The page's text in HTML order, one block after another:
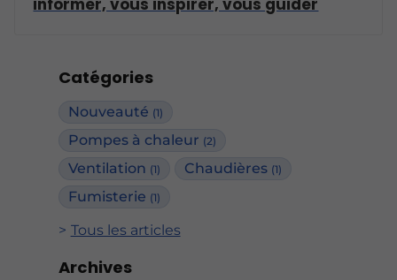
Catégories
Nouveauté (1)
Pompes à chaleur (2)
Ventilation (1) Chaudières (1)
Fumisterie (1)
Tous les articles
Archives